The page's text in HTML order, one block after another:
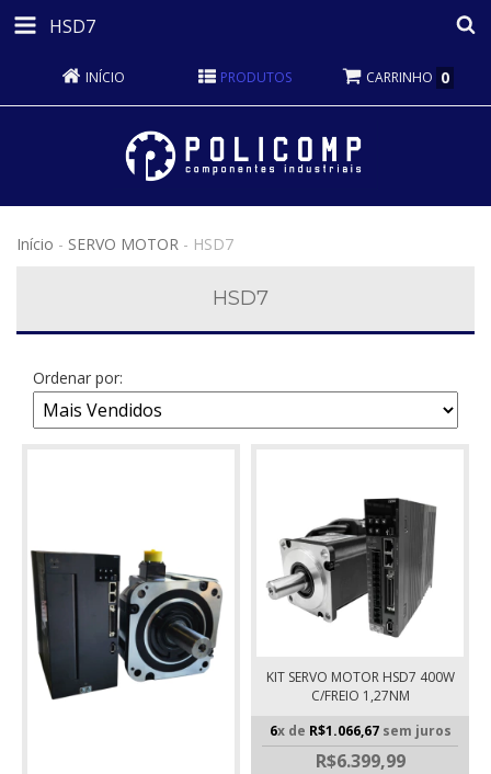
HSD7
INÍCIO PRODUTOS CARRINHO 0
Início - SERVO MOTOR - HSD7
HSD7
Ordenar por:
KIT SERVO MOTOR HSD7 400W
C/FREIO 1,27NM
6x de R$1.066,67sem juros
R$6.399,99